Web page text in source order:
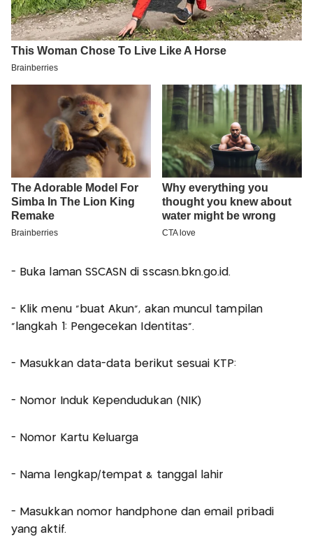
- Buka laman SSCASN di sscasn.bkn.go.id.
- Klik menu "buat Akun", akan muncul tampilan
"langkah 1: Pengecekan Identitas".
- Masukkan data-data berikut sesuai KTP:
- Nomor Induk Kependudukan (NIK)
- Nomor Kartu Keluarga
- Nama lengkap/tempat & tanggal lahir
- Masukkan nomor handphone dan email pribadi
yang aktif.